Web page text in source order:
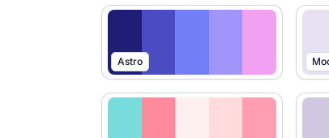
Astro